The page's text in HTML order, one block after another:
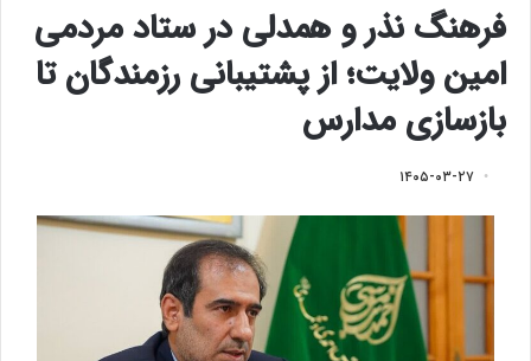
فرهنگ نذر و همدلی در ستاد مردمی
امین ولایت؛ از پشتیبانی رزمندگان تا
بازسازی مدارس
۱۴۰۵-۰۳-۲۷